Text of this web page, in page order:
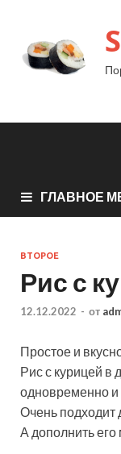
ГЛАВНОЕ
ВТОРОЕ
Рис с
12.12.2022 - от
Простое и
Рис с курицей в
одновременно и
Очень подходит
А дополнить